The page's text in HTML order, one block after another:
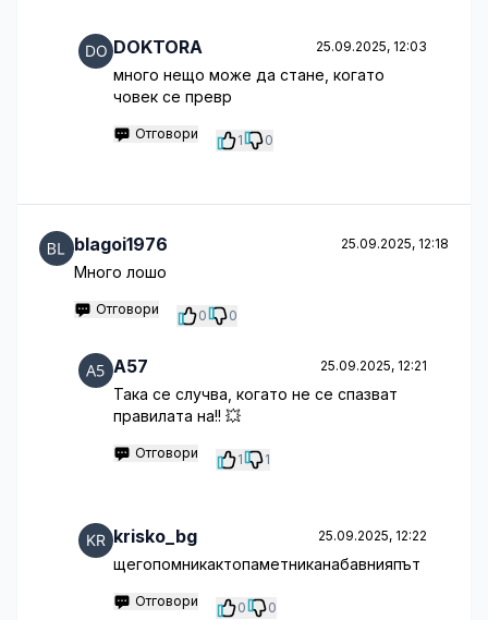
DOKTORA 25.09.2025, 12:03
много нещо може да стане, когато
човек се превр
Отговори 1 0
blagoi1976 25.09.2025, 12:18
Много лошо
Отговори 0 0
A57 25.09.2025, 12:21
Така се случва, когато не се спазват
правилата на!! 💥
Отговори 1 1
krisko_bg 25.09.2025, 12:22
щегопомникактопаметниканабавнияпът
Отговори 0 0